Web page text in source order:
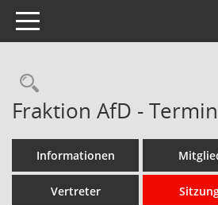
Toggle navigation
Rechercheauswahl
Fraktion AfD -
Informationen
Vertreter